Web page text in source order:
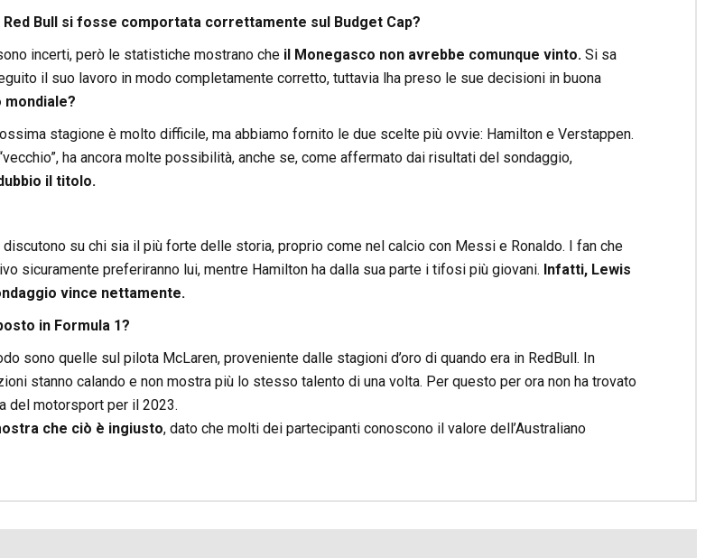
Bull si fosse comportata correttamente sul Budget Cap?
incerti, però le statistiche mostrano cheil Monegasco non avrebbe comunque vinto.Si sa
il suo lavoro in modo completamente corretto, tuttavia lha preso le sue decisioni in buona
mondiale?
stagione è molto difficile, ma abbiamo fornito le due scelte più ovvie: Hamilton e Verstappen.
ha ancora molte possibilità, anche se, come affermato dai risultati del sondaggio,
il titolo.
su chi sia il più forte delle storia, proprio come nel calcio con Messi e Ronaldo. I fan che
sicuramente preferiranno lui, mentre Hamilton ha dalla sua parte i tifosi più giovani. Infatti, Lewis
vince nettamente.
in Formula 1?
sono quelle sul pilota McLaren, proveniente dalle stagioni d’oro di quando era in RedBull. In
stanno calando e non mostra più lo stesso talento di una volta. Per questo per ora non ha trovato
del motorsport per il 2023.
che ciò è ingiusto, dato che molti dei partecipanti conoscono il valore dell’Australiano